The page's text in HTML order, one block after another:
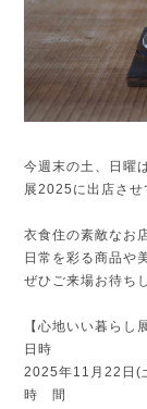
今週末の土、日曜
展2025に出店させ
衣食住の素敵なお
日常を彩る商品や
ぜひご来場お待ち
【心地いい暮らし
日時
2025年11月22日(
時 間